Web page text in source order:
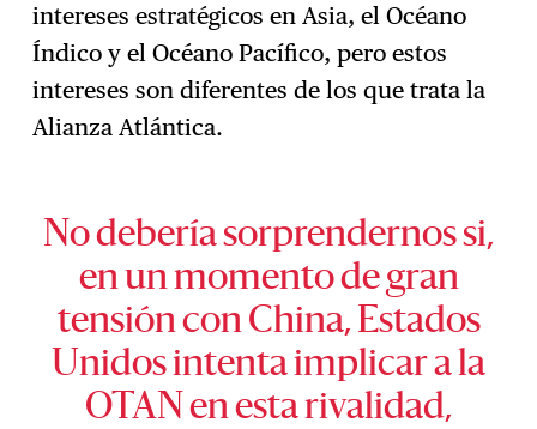
intereses estratégicos en Asia, el Océano
Índico y el Océano Pacífico, pero estos
intereses son diferentes de los que trata la
Alianza Atlántica.
No debería sorprendernos si,
en un momento de gran
tensión con China, Estados
Unidos intenta implicar a la
OTAN en esta rivalidad,